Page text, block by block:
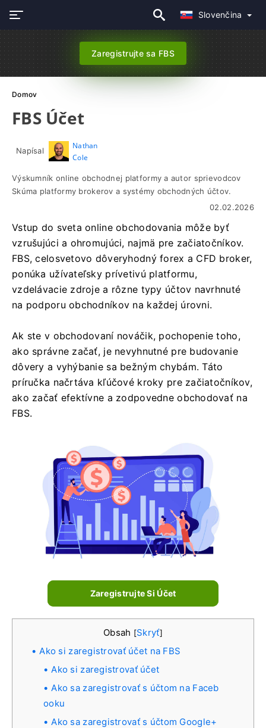
Slovenčina
Zaregistrujte sa FBS
Domov
FBS Účet
Napísal
Nathan
Cole
Výskumník online obchodnej platformy a autor sprievodcov
Skúma platformy brokerov a systémy obchodných účtov.
02.02.2026
Vstup do sveta online obchodovania môže byť
vzrušujúci a ohromujúci, najmä pre začiatočníkov.
FBS, celosvetovo dôveryhodný forex a CFD broker,
ponúka užívateľsky prívetivú platformu,
vzdelávacie zdroje a rôzne typy účtov navrhnuté
na podporu obchodníkov na každej úrovni.
Ak ste v obchodovaní nováčik, pochopenie toho,
ako správne začať, je nevyhnutné pre budovanie
dôvery a vyhýbanie sa bežným chybám. Táto
príručka načrtáva kľúčové kroky pre začiatočníkov,
ako začať efektívne a zodpovedne obchodovať na
FBS.
Zaregistrujte Si Účet
Obsah [Skryť]
Ako si zaregistrovať účet na FBS
Ako si zaregistrovať účet
Ako sa zaregistrovať s účtom na Faceb
ooku
Ako sa zaregistrovať s účtom Google+